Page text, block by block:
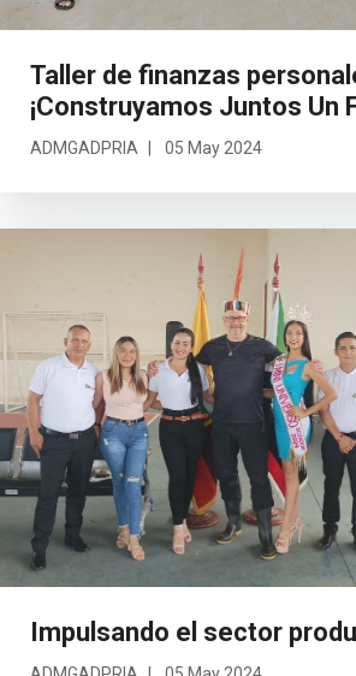
Taller de finanzas
¡Construyamos Juntos Un
ADMGADPRIA 05 May 2024
Impulsando el sector